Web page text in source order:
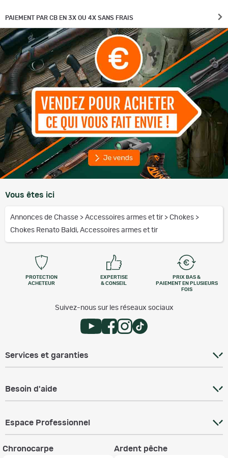
PAIEMENT PAR CB EN 3X OU 4X SANS FRAIS
Vous êtes ici
Annonces de Chasse > Accessoires armes et tir > Chokes >
Chokes Renato Baldi, Accessoires armes et tir
PROTECTION
ACHETEUR
EXPERTISE
& CONSEIL
PRIX BAS &
PAIEMENT EN PLUSIEURS
FOIS
Suivez-nous sur les réseaux sociaux
Services et garanties
Besoin d'aide
Espace Professionnel
Chronocarpe Ardent pêche